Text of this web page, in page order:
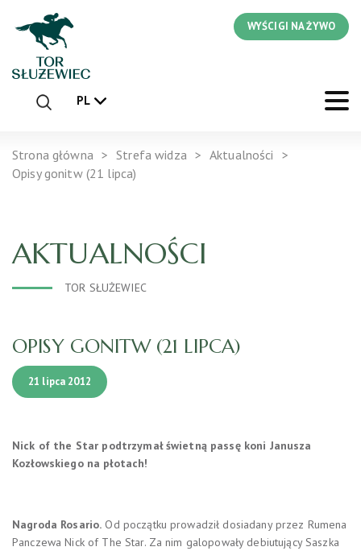
WYŚCIGI NA ŻYWO
PL
Strona główna Strefa widza
Aktualności
Opisy gonitw (21 lipca)
AKTUALNOŚCI
TOR SŁUŻEWIEC
OPISY GONITW (21 LIPCA)
21 lipca 2012
Nick of the Star podtrzymał świetną passę koni Janusza
Kozłowskiego na płotach!
Nagroda Rosario. Od początku prowadził dosiadany przez Rumena
Panczewa Nick of The Star. Za nim galopowały debiutujący Saszka